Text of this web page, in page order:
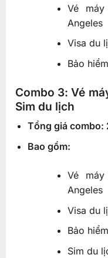
Vé
Angeles
Visa du
Bảo
Combo 3: Vé
Sim du lịch
Tổng giá
Bao gồm:
Vé
Angeles
Visa du
Bảo
Sim du